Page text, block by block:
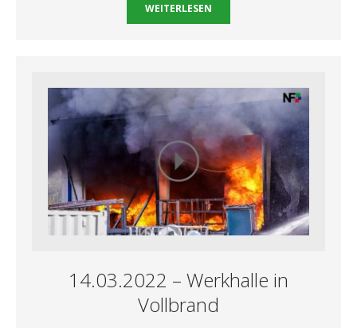
WEITERLESEN
14.03.2022 – Werkhalle in
Vollbrand